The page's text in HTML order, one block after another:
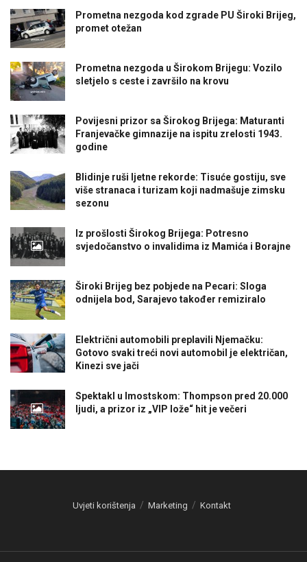
Prometna nezgoda kod zgrade PU Široki Brijeg,
promet otežan
Prometna nezgoda u Širokom Brijegu: Vozilo
sletjelo s ceste i završilo na krovu
Povijesni prizor sa Širokog Brijega: Maturanti
Franjevačke gimnazije na ispitu zrelosti 1943.
godine
Blidinje ruši ljetne rekorde: Tisuće gostiju, sve
više stranaca i turizam koji nadmašuje zimsku
sezonu
Iz prošlosti Širokog Brijega: Potresno
svjedočanstvo o invalidima iz Mamića i Borajne
Široki Brijeg bez pobjede na Pecari: Sloga
odnijela bod, Sarajevo također remiziralo
Električni automobili preplavili Njemačku:
Gotovo svaki treći novi automobil je električan,
Kinezi sve jači
Spektakl u Imostskom: Thompson pred 20.000
ljudi, a prizor iz „VIP lože“ hit je večeri
Uvjeti korištenja Marketing Kontakt